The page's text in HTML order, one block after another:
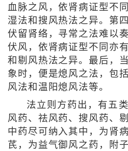
血脉之风，依肾病证型不
湿法和搜风热法之异。第
伏留肾络，寻常之法难以
伏风，依肾病证型不同亦
和剔风热法之异。最后，
象时，便是熄风之法，包
风法和温阳熄风法等。
法立则方药出，有五
风药、祛风药、搜风药、
中药尽可纳入其中，为肾
芪，为益气御风之药，附